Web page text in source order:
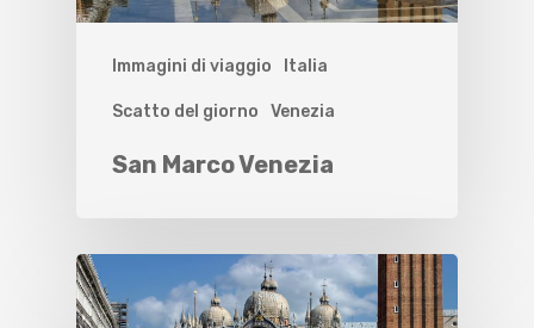
Immagini di viaggio Italia
Scatto del giorno Venezia
San Marco Venezia